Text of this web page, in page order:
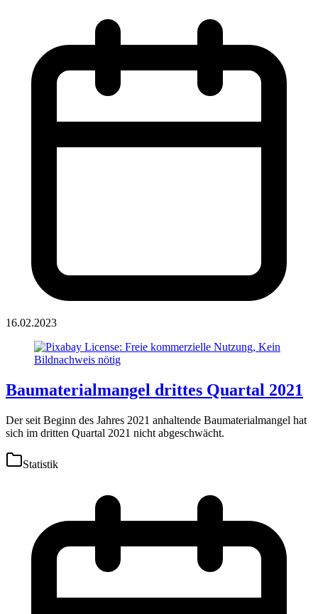
16.02.2023
Baumaterialmangel drittes Quartal 2021
Der seit Beginn des Jahres 2021 anhaltende Baumaterialmangel hat
sich im dritten Quartal 2021 nicht abgeschwächt.
Statistik